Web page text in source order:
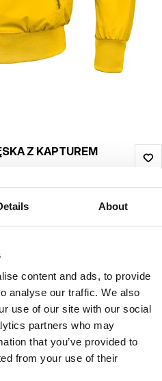
About
content and ads, to provide
analyse our traffic. We also
use of our site with our social
partners who may
that you’ve provided to
from your use of their
Z KAPTUREM
O DOSTĘPNOŚCI